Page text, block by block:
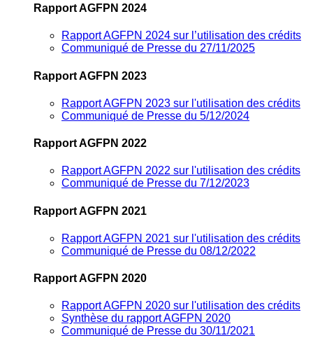
Rapport AGFPN 2024
Rapport AGFPN 2024 sur l’utilisation des crédits
Communiqué de Presse du 27/11/2025
Rapport AGFPN 2023
Rapport AGFPN 2023 sur l'utilisation des crédits
Communiqué de Presse du 5/12/2024
Rapport AGFPN 2022
Rapport AGFPN 2022 sur l'utilisation des crédits
Communiqué de Presse du 7/12/2023
Rapport AGFPN 2021
Rapport AGFPN 2021 sur l'utilisation des crédits
Communiqué de Presse du 08/12/2022
Rapport AGFPN 2020
Rapport AGFPN 2020 sur l'utilisation des crédits
Synthèse du rapport AGFPN 2020
Communiqué de Presse du 30/11/2021